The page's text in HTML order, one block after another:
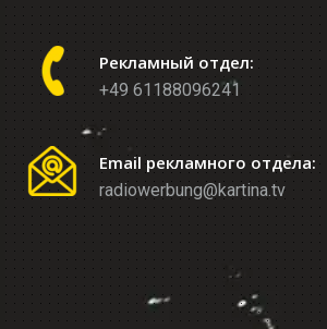
Рекламный отдел:
+49 61188096241
Email рекламного отдела:
radiowerbung@kartina.tv